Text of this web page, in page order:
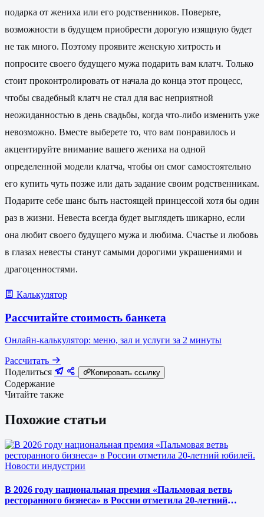
подарка от жениха или его родственников. Поверьте,
возможности в будущем приобрести дорогую изящную будет
не так много. Поэтому проявите женскую хитрость и
попросите своего будущего мужа подарить вам клатч. Только
стоит проконтролировать от начала до конца этот процесс,
чтобы свадебный клатч не стал для вас неприятной
неожиданностью в день свадьбы, когда что-либо изменить уже
невозможно. Вместе выберете то, что вам понравилось и
акцентируйте внимание вашего жениха на одной
определенной модели клатча, чтобы он смог самостоятельно
его купить чуть позже или дать задание своим родственникам.
Подарите себе шанс быть настоящей принцессой хотя бы один
раз в жизни. Невеста всегда будет выглядеть шикарно, если
она любит своего будущего мужа и любима. Счастье и любовь
в глазах невесты станут самыми дорогими украшениями и
драгоценностями.
Калькулятор
Рассчитайте стоимость банкета
Онлайн-калькулятор: меню, зал и услуги за 2 минуты
Рассчитать
Поделиться
Копировать ссылку
Содержание
Читайте также
Похожие статьи
Новости индустрии
В 2026 году национальная премия «Пальмовая ветвь
ресторанного бизнеса» в России отметила 20-летний